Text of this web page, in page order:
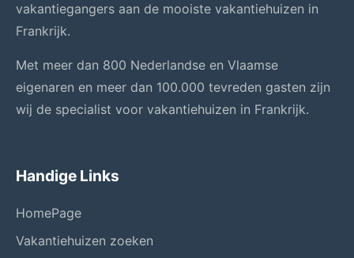
vakantiegangers aan de mooiste vakantiehuizen in
Frankrijk.
Met meer dan 800 Nederlandse en Vlaamse
eigenaren en meer dan 100.000 tevreden gasten zijn
wij de specialist voor vakantiehuizen in Frankrijk.
Handige Links
HomePage
Vakantiehuizen zoeken